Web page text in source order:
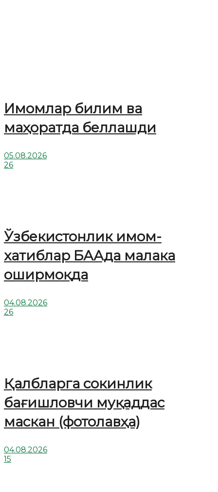
Имомлар билим ва
маҳоратда беллашди
05.08.2026
26
Ўзбекистонлик имом-
хатиблар БААда малака
оширмоқда
04.08.2026
26
Қалбларга сокинлик
бағишловчи муқаддас
маскан (фотолавҳа)
04.08.2026
15